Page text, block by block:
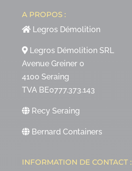
A PROPOS :
Legros Démolition
Legros Démolition SRL
Avenue Greiner 0
4100 Seraing
TVA BE0777.373.143
Recy Seraing
Bernard Containers
INFORMATION DE CONTACT :